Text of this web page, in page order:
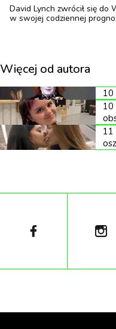
czekać. Niedługo
David Lynch zwrócił się do
w swojej codziennej
Więcej od autora
10
11